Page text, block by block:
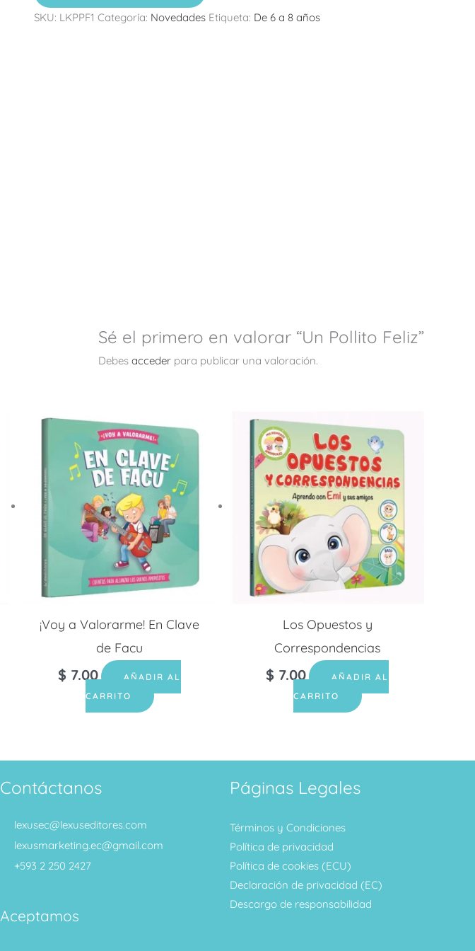
SKU: LKPPF1 Categoría: Novedades Etiqueta: De 6 a 8 años
Sé el primero en valorar “Un Pollito Feliz”
Debes acceder para publicar una valoración.
¡Voy a Valorarme! En Clave
de Facu
$ 7.00
AÑADIR AL
CARRITO
Los Opuestos y
Correspondencias
$ 7.00
AÑADIR AL
CARRITO
Contáctanos
lexusec@lexuseditores.com
lexusmarketing.ec@gmail.com
+593 2 250 2427
Aceptamos
Páginas Legales
Términos y Condiciones
Política de privacidad
Política de cookies (ECU)
Declaración de privacidad (EC)
Descargo de responsabilidad